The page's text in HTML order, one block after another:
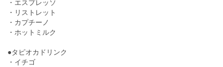
・エスプレッソ
・リストレット
・カプチーノ
・ホットミルク
●タピオカドリンク
・イチゴ